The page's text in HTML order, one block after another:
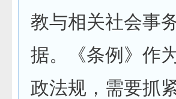
教与相关社会事
据。《条例》作
政法规，需要抓